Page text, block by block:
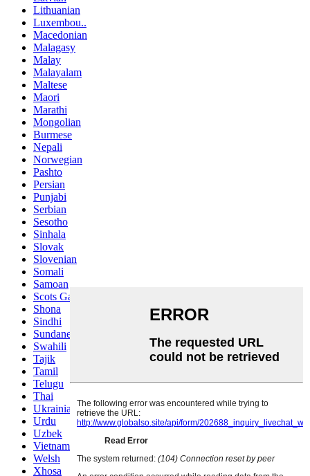
Lithuanian
Luxembou..
Macedonian
Malagasy
Malay
Malayalam
Maltese
Maori
Marathi
Mongolian
Burmese
Nepali
Norwegian
Pashto
Persian
Punjabi
Serbian
Sesotho
Sinhala
Slovak
Slovenian
Somali
Samoan
Scots Gaelic
Shona
Sindhi
Sundanese
Swahili
Tajik
Tamil
Telugu
Thai
Ukrainian
Urdu
Uzbek
Vietnamese
Welsh
Xhosa